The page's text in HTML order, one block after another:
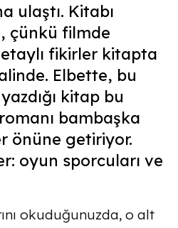
ulaştı. Kitabı
çünkü filmde
fikirler kitapta
Elbette, bu
kitap bu
bambaşka
önüne getiriyor.
oyun sporcuları ve
okuduğunuzda, o alt